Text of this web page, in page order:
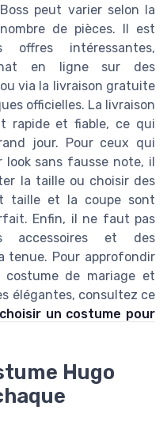
peut varier selon la
de pièces. Il est
intéressantes,
en ligne sur des
via la livraison gratuite
officielles. La livraison
rapide et fiable, ce qui
jour. Pour ceux qui
look sans fausse note, il
la taille ou choisir des
taille et la coupe sont
Enfin, il ne faut pas
accessoires et des
tenue. Pour approfondir
de mariage et
élégantes, consultez ce
un costume pour
Hugo